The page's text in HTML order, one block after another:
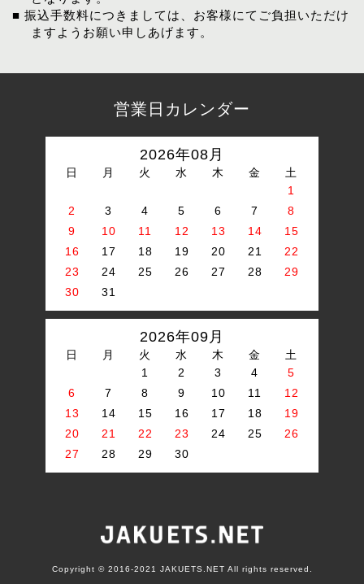
■ 振込手数料につきましては、お客様にてご負担いただけ
ますようお願い申しあげます。
営業日カレンダー
2026年08月
日 月 火 水 木 金
土
1
2
3 4 5 6 7
8
9
10 11 12 13 14
15
16
17 18 19 20 21
22
23
24 25 26 27 28
29
30
31
2026年09月
日 月 火 水 木 金
土
1
2 3 4
5
6
7 8 9 10 11
12
13
14 15 16 17 18
19
20
21 22 23 24 25
26
27
28 29 30
Copyright © 2016-2021 JAKUETS.NET All rights reserved.